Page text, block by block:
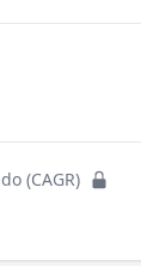
(CAGR)